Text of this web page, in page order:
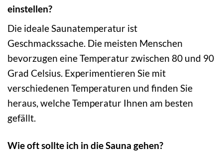
einstellen?
Die ideale Saunatemperatur ist
Geschmackssache. Die meisten Menschen
bevorzugen eine Temperatur zwischen 80 und 90
Grad Celsius. Experimentieren Sie mit
verschiedenen Temperaturen und finden Sie
heraus, welche Temperatur Ihnen am besten
gefällt.
Wie oft sollte ich in die Sauna gehen?